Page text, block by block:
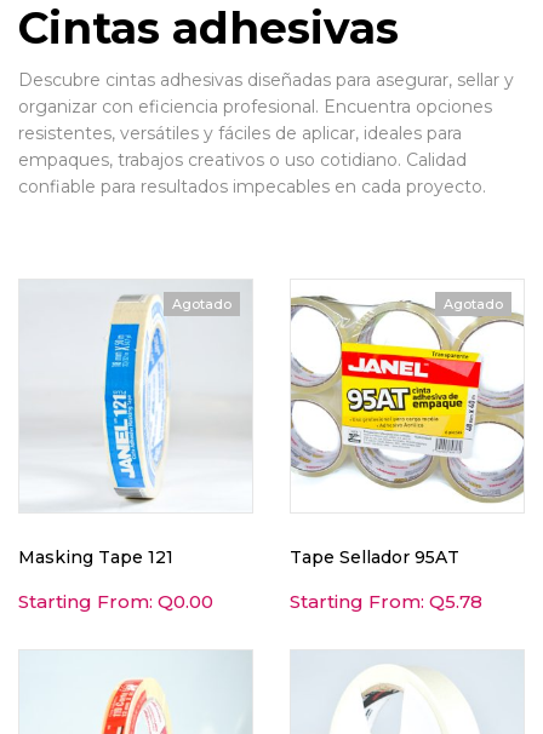
Cintas adhesivas
Descubre cintas adhesivas diseñadas para asegurar, sellar y
organizar con eficiencia profesional. Encuentra opciones
resistentes, versátiles y fáciles de aplicar, ideales para
empaques, trabajos creativos o uso cotidiano. Calidad
confiable para resultados impecables en cada proyecto.
Agotado
Masking Tape 121
Starting From: Q0.00
Agotado
Tape Sellador 95AT
Starting From: Q5.78